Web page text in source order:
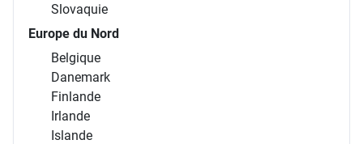
Slovaquie
Europe du Nord
Belgique
Danemark
Finlande
Irlande
Islande